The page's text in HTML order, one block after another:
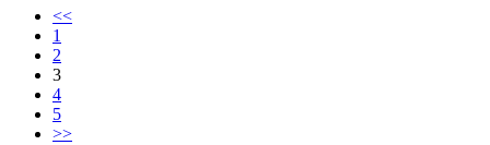
<<
1
2
3
4
5
>>